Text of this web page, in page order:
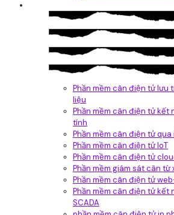
Phần mềm cân điện tử lưu
liệu
Phần mềm cân điện tử kết
tính
Phần mềm cân điện tử
Phần mềm cân điện tử IoT
Phần mềm cân điện tử
Phần mềm giám sát cân từ
Phần mềm cân điện tử
Phần mềm cân điện tử kết
SCADA